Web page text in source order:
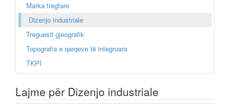
Marka tregtare
Dizenjo industriale
Treguesit gjeografik
Topografia e qarqeve të integruara
TKPI
Lajme për Dizenjo industriale